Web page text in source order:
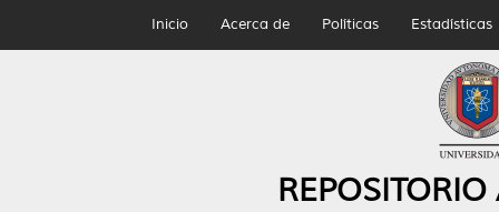
Inicio Acerca de Políticas Estadísticas